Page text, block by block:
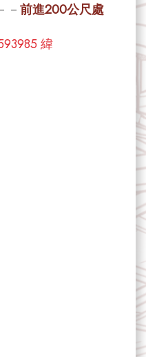
－前進200公尺處
緯